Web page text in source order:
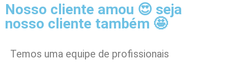
Nosso cliente amou 😍 seja
nosso cliente também 🤩
Temos uma equipe de profissionais